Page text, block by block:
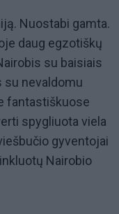
Nuostabi gamta.
daug egzotiškų
su baisiais
su nevaldomu
fantastiškuose
spygliuota viela
gyventojai
Nairobio